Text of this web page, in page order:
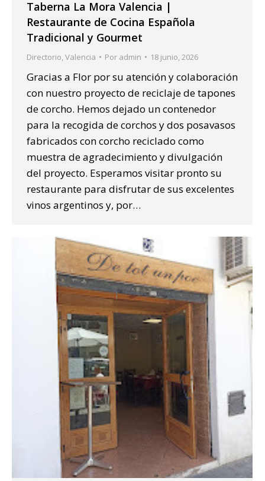
Taberna La Mora Valencia |
Restaurante de Cocina Española
Tradicional y Gourmet
Directorio,Valencia Por admin 18 junio, 2026
Gracias a Flor por su atención y colaboración
con nuestro proyecto de reciclaje de tapones
de corcho. Hemos dejado un contenedor
para la recogida de corchos y dos posavasos
fabricados con corcho reciclado como
muestra de agradecimiento y divulgación
del proyecto. Esperamos visitar pronto su
restaurante para disfrutar de sus excelentes
vinos argentinos y, por…